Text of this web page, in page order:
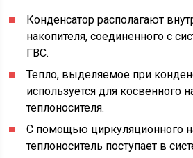
Конденсатор располагают
накопителя, соединенного с
ГВС.
Тепло, выделяемое при
используется для косвенного
теплоносителя.
С помощью циркуляционного
теплоноситель поступает в